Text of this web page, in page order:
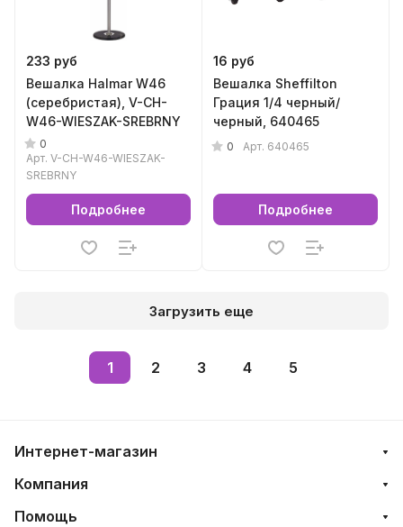
233 руб
Вешалка Halmar W46
(серебристая), V-CH-
W46-WIESZAK-SREBRNY
0
Арт. V-CH-W46-WIESZAK-
SREBRNY
Подробнее
16 руб
Вешалка Sheffilton
Грация 1/4 черный/
черный, 640465
0 Арт. 640465
Подробнее
Загрузить еще
1 2 3 4 5
Интернет-магазин
Компания
Помощь